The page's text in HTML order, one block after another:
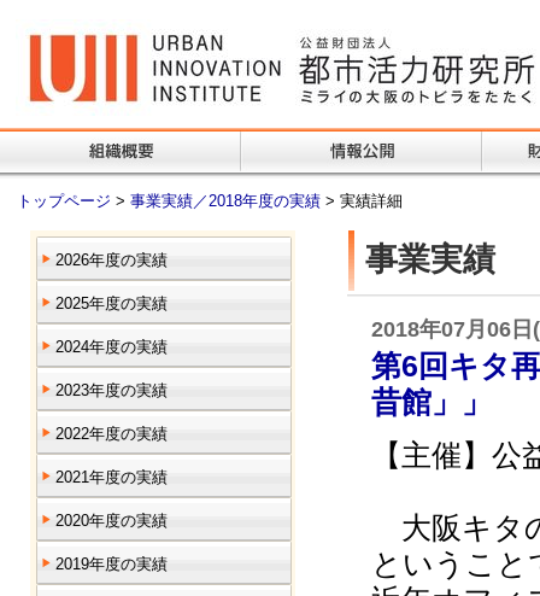
トップページ > 事業実績／2018年度の実績 > 実績詳細
2026年度の実績
2025年度の実績
2024年度の実績
2023年度の実績
2022年度の実績
2021年度の実績
2020年度の実績
2019年度の実績
事業実績
2018年07月06日
第6回キタ
昔館」」
【主催】
大阪キタ
ということ